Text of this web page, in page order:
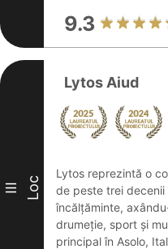
9.3
III Loc
Lytos Aiud
Lytos reprezintă o
de peste trei
încălțăminte,
drumeție, sport și
principal în Asolo,